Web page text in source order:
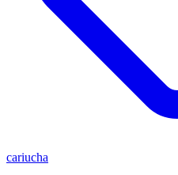
cariucha